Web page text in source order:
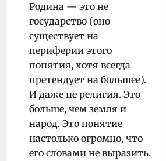
Родина — это не
государство (оно
существует на
периферии этого
понятия, хотя всегда
претендует на большее).
И даже не религия. Это
больше, чем земля и
народ. Это понятие
настолько огромно, что
его словами не выразить.